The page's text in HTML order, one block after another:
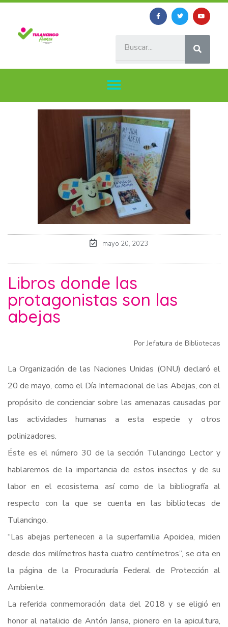
mayo 20, 2023
Libros donde las
protagonistas son las
abejas
Por Jefatura de Bibliotecas
La Organización de las Naciones Unidas (ONU) declaró el
20 de mayo, como el Día Internacional de las Abejas, con el
propósito de concienciar sobre las amenazas causadas por
las actividades humanas a esta especie y otros
polinizadores.
Éste es el número 30 de la sección Tulancingo Lector y
hablaremos de la importancia de estos insectos y de su
labor en el ecosistema, así como de la bibliografía al
respecto con la que se cuenta en las bibliotecas de
Tulancingo.
“Las abejas pertenecen a la superfamilia Apoidea, miden
desde dos milímetros hasta cuatro centímetros”, se cita en
la página de la Procuraduría Federal de Protección al
Ambiente.
La referida conmemoración data del 2018 y se eligió en
honor al natalicio de Antón Jansa, pionero en la apicultura,